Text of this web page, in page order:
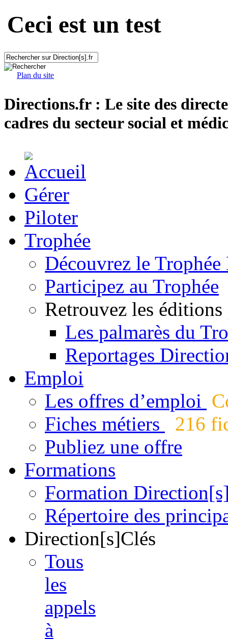
Ceci est un test
Plan du site
Directions.fr : Le site des
cadres du secteur social et
Gérer
Piloter
Trophée
Découvrez le
Participez au Trophée
Retrouvez les éditions
Les palmarès du
Reportages
Emploi
Les offres d’emploi
Fiches métiers
216
Publiez une offre
Formations
Formation
Répertoire des
Direction[s]Clés
Tous
les
appels
à